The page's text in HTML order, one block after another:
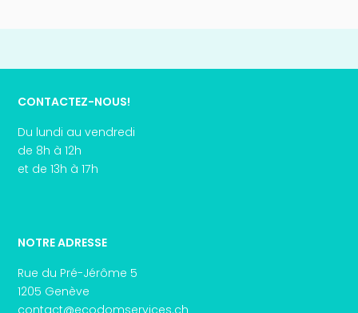
CONTACTEZ-NOUS!
Du lundi au vendredi
de 8h à 12h
et de 13h à 17h
NOTRE ADRESSE
Rue du Pré-Jérôme 5
1205 Genève